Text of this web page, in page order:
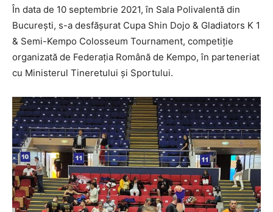
În data de 10 septembrie 2021, în Sala Polivalentă din
București, s-a desfășurat Cupa Shin Dojo & Gladiators K 1
& Semi-Kempo Colosseum Tournament, competiţie
organizată de Federaţia Română de Kempo, în parteneriat
cu Ministerul Tineretului și Sportului.